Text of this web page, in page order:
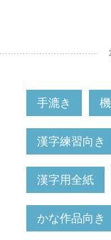
手漉き
漢字練習向き
漢字用全紙
かな作品向き